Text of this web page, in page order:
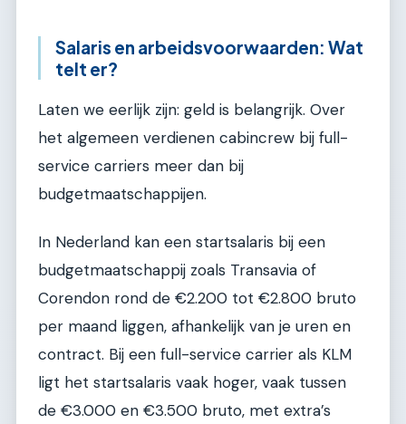
Salaris en arbeidsvoorwaarden: Wat
telt er?
Laten we eerlijk zijn: geld is belangrijk. Over
het algemeen verdienen cabincrew bij full-
service carriers meer dan bij
budgetmaatschappijen.
In Nederland kan een startsalaris bij een
budgetmaatschappij zoals Transavia of
Corendon rond de €2.200 tot €2.800 bruto
per maand liggen, afhankelijk van je uren en
contract. Bij een full-service carrier als KLM
ligt het startsalaris vaak hoger, vaak tussen
de €3.000 en €3.500 bruto, met extra’s